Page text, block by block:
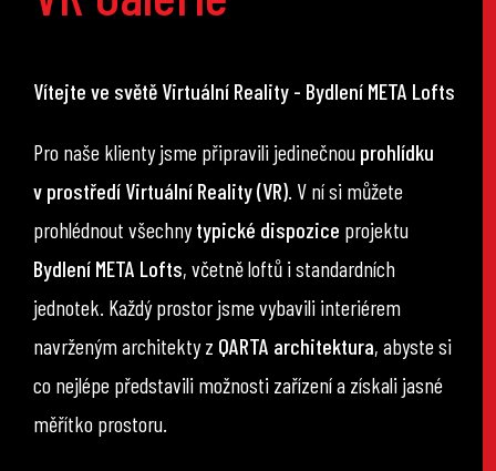
Vítejte ve světě Virtuální Reality - Bydlení META Lofts
Pro naše klienty jsme připravili jedinečnou prohlídku
v prostředí Virtuální Reality (VR). V ní si můžete
prohlédnout všechnytypické dispozice projektu
Bydlení META Lofts, včetně loftů i standardních
jednotek. Každý prostor jsme vybavili interiérem
navrženým architekty z QARTA architektura, abyste si
co nejlépe představili možnosti zařízení a získali jasné
měřítko prostoru.